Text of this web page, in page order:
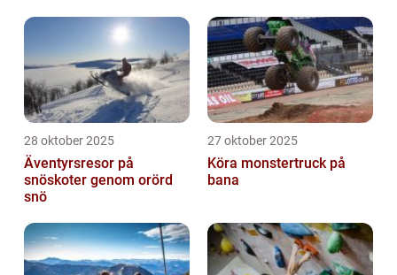
28 oktober 2025
Äventyrsresor på
snöskoter genom orörd
snö
27 oktober 2025
Köra monstertruck på
bana